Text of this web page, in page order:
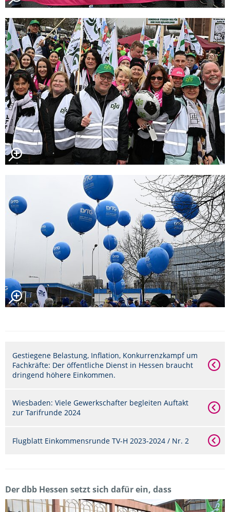
Gestiegene Belastung, Inflation, Konkurrenzkampf um
Fachkräfte: Der öffentliche Dienst in Hessen braucht
dringend höhere Einkommen.
Wiesbaden: Viele Gewerkschafter begleiten Auftakt
zur Tarifrunde 2024
Flugblatt Einkommensrunde TV-H 2023-2024 / Nr. 2
Der dbb Hessen setzt sich dafür ein, dass